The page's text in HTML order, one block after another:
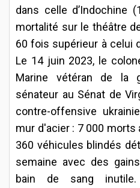
dans celle d’Indochine
mortalité sur le théâtre
60 fois supérieur à celui
Le 14 juin 2023, le
Marine vétéran de la
sénateur au Sénat de
contre-offensive
mur d'acier : 7 000 morts
360 véhicules blindés
semaine avec des
bain de sang